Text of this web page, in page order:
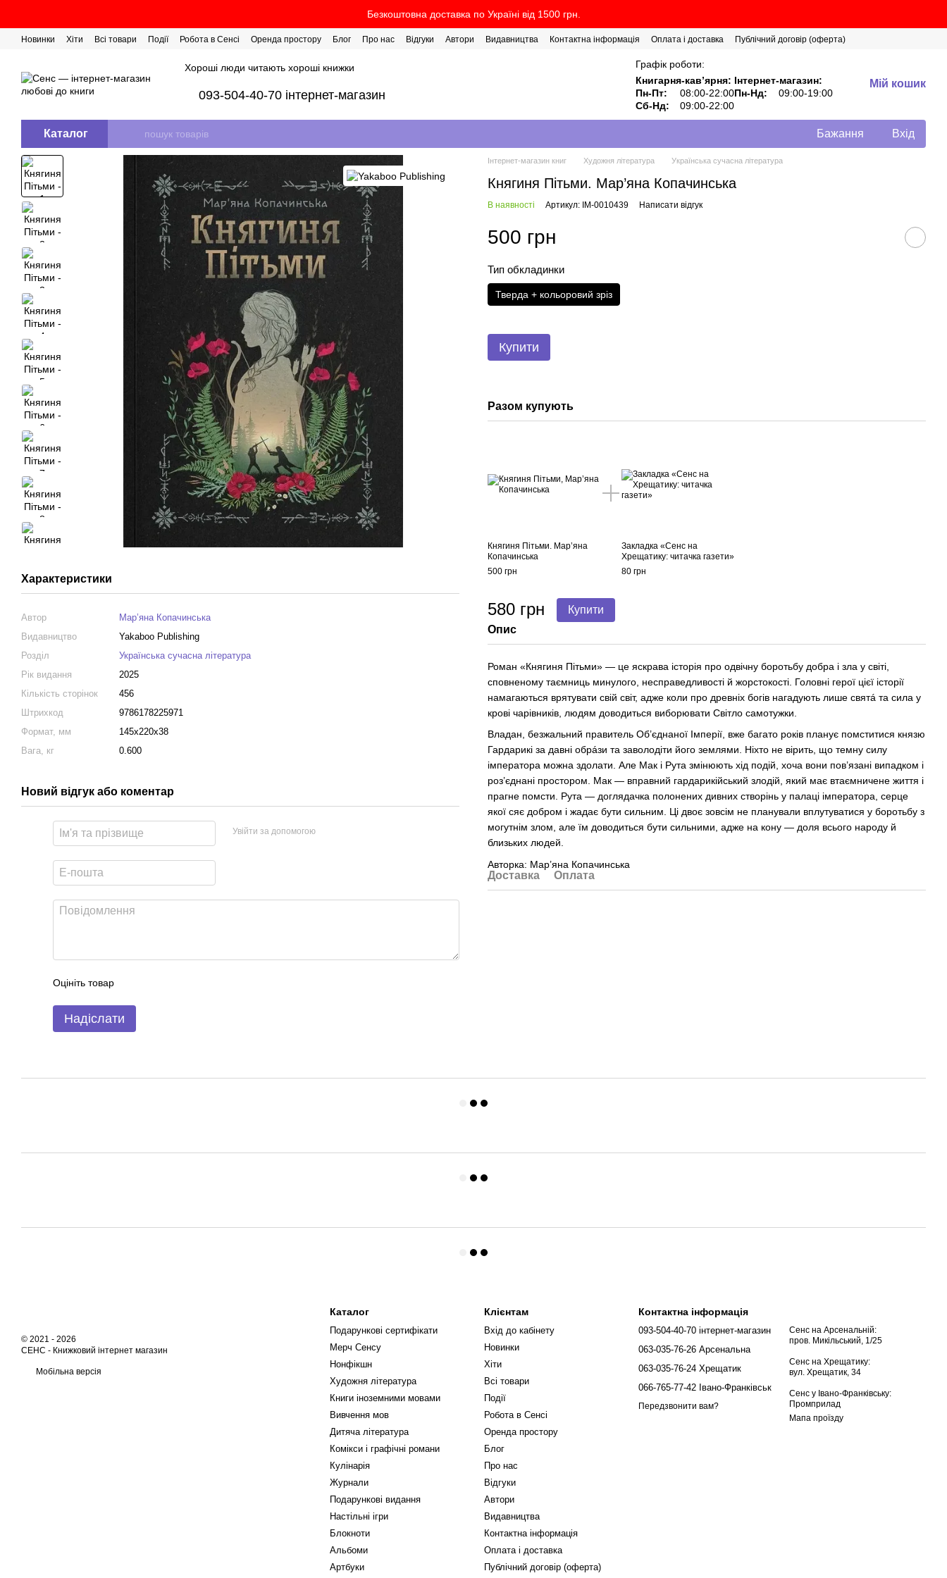
Безкоштовна доставка по Україні від 1500 грн.
Новинки Хіти Всі товари Події Робота в Сенсі Оренда простору Блог Про нас Відгуки Автори Видавництва Контактна інформація Оплата і доставка
Публічний договір (оферта)
Хороші люди читають хороші книжки
093-504-40-70 інтернет-магазин
Графік роботи:
Книгарня-кавʼярня: Інтернет-магазин:
Пн-Пт:
08:00-22:00Пн-Нд:
09:00-19:00
Сб-Нд:
09:00-22:00
Мій кошик
Каталог Бажання Вхід
Характеристики
Автор
Мар’яна Копачинська
Видавництво
Yakaboo Publishing
Розділ
Українська сучасна література
Рік видання
2025
Кількість сторінок
456
Штрихкод
9786178225971
Формат, мм
145x220x38
Вага, кг
0.600
Новий відгук або коментар
Увійти за допомогою
Оцініть товар
Надіслати
Інтернет-магазин книг Художня література Українська сучасна література
Княгиня Пітьми. Мар’яна Копачинська
В наявності Артикул: IM-0010439 Написати відгук
500 грн
Тип обкладинки
Тверда + кольоровий зріз
Купити
Разом купують
Княгиня Пітьми. Мар’яна
Копачинська
500 грн
Закладка «Сенс на
Хрещатику: читачка газети»
80 грн
580 грн
Купити
Опис
Роман «Княгиня Пітьми» — це яскрава історія про одвічну боротьбу добра і зла у світі,
сповненому таємниць минулого, несправедливості й жорстокості. Головні герої цієї історії
намагаються врятувати свій світ, адже коли про древніх богів нагадують лише святá та сила у
крові чарівників, людям доводиться виборювати Світло самотужки.
Владан, безжальний правитель Об’єднаної Імперії, вже багато років планує помститися князю
Гардарикі за давні обрáзи та заволодіти його землями. Ніхто не вірить, що темну силу
імператора можна здолати. Але Мак і Рута змінюють хід подій, хоча вони пов’язані випадком і
роз’єднані простором. Мак — вправний гардарикійський злодій, який має втаємничене життя і
прагне помсти. Рута — доглядачка полонених дивних створінь у палаці імператора, серце
якої сяє добром і жадає бути сильним. Ці двоє зовсім не планували вплутуватися у боротьбу з
могутнім злом, але їм доводиться бути сильними, адже на кону — доля всього народу й
близьких людей.
Авторка: Мар’яна Копачинська
Доставка Оплата
© 2021 - 2026
СЕНС - Книжковий інтернет магазин
Мобільна версія
Каталог
Подарункові сертифікати
Мерч Сенсу
Нонфікшн
Художня література
Книги іноземними мовами
Вивчення мов
Дитяча література
Комікси і графічні романи
Кулінарія
Журнали
Подарункові видання
Настільні ігри
Блокноти
Альбоми
Артбуки
Клієнтам
Вхід до кабінету
Новинки
Хіти
Всі товари
Події
Робота в Сенсі
Оренда простору
Блог
Про нас
Відгуки
Автори
Видавництва
Контактна інформація
Оплата і доставка
Публічний договір (оферта)
Контактна інформація
093-504-40-70 інтернет-магазин
063-035-76-26 Арсенальна
063-035-76-24 Хрещатик
066-765-77-42 Івано-Франківськ
Передзвонити вам?
Сенс на Арсенальній:
пров. Микільський, 1/25
Сенс на Хрещатику:
вул. Хрещатик, 34
Сенс у Івано-Франківську:
Промприлад
Мапа проїзду